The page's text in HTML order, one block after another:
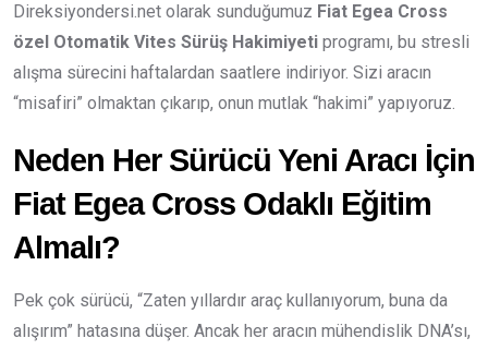
Direksiyondersi.net olarak sunduğumuz Fiat Egea Cross
özel Otomatik Vites Sürüş Hakimiyeti programı, bu stresli
alışma sürecini haftalardan saatlere indiriyor. Sizi aracın
“misafiri” olmaktan çıkarıp, onun mutlak “hakimi” yapıyoruz.
Neden Her Sürücü Yeni Aracı İçin
Fiat Egea Cross Odaklı Eğitim
Almalı?
Pek çok sürücü, “Zaten yıllardır araç kullanıyorum, buna da
alışırım” hatasına düşer. Ancak her aracın mühendislik DNA’sı,